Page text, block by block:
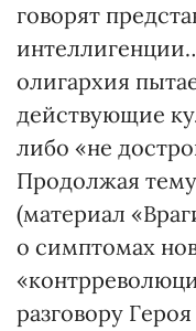
говорят
олигархия
действующие
либо «не
Продолжая
(материал
о симптомах
разговору